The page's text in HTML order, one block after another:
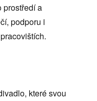
prostředí a
podporu i
které svou